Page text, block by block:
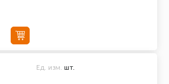
Ед. изм. шт.